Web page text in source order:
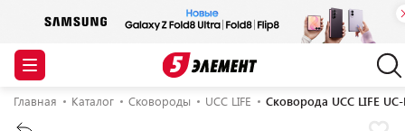
Главная Каталог Сковороды UCC LIFE Сковорода UCC LIFE